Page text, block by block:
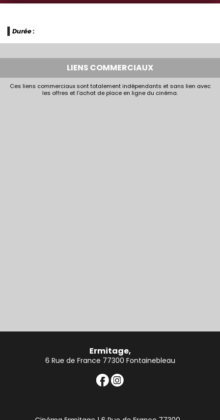
Durée :
LIENS COMMERCIAUX
Ces liens commerciaux sont totalement indépendants et sans lien avec
les offres et l'achat de place en ligne du cinéma.
Ermitage,
6 Rue de France 77300 Fontainebleau